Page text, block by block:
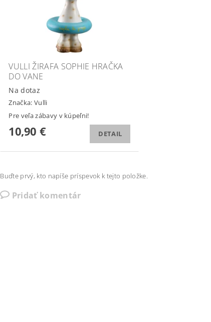
VULLI ŽIRAFA SOPHIE HRAČKA
DO VANE
Na dotaz
Značka: Vulli
Pre veľa zábavy v kúpeľni!
10,90 € DETAIL
Buďte prvý, kto napíše príspevok k tejto položke.
Pridať komentár